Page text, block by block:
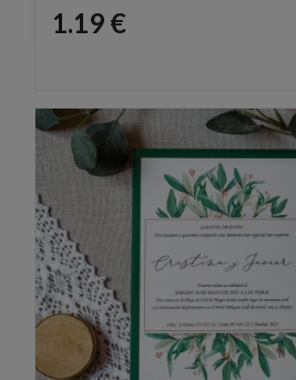
Precio
1.19 €